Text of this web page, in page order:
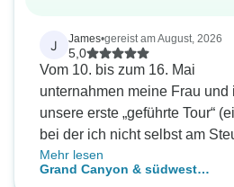
J James•gereist am August, 2026
5,0
Vom 10. bis zum 16. Mai
unternahmen meine Frau und
unsere erste „geführte Tour“
bei der ich nicht selbst am
saß) und erlebten die
atemberaubendsten
Mehr lesen
Grand Canyon & südwest